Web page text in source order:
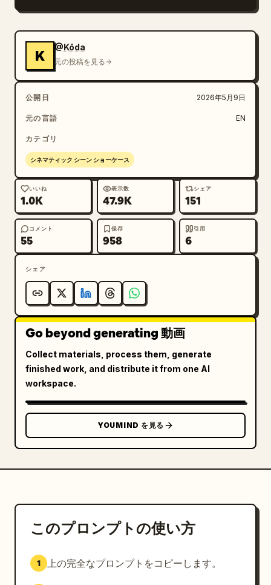
K
@Kōda
元の投稿を見る
公開日 2026年5月9日
元の言語 EN
カテゴリ
シネマティック シーン ショーケース
いいね
1.0K
表示数
47.9K
シェア
151
コメント
55
保存
958
引用
6
シェア
Go beyond generating 動画
Collect materials, process them, generate
finished work, and distribute it from one AI
workspace.
YOUMIND を見る
このプロンプトの使い方
1 上の完全なプロンプトをコピーします。